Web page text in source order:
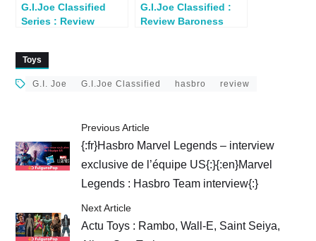
G.I.Joe Classified
Series : Review
G.I.Joe Classified :
Review Baroness
Toys
G.I. Joe G.I.Joe Classified hasbro review
Previous Article
{:fr}Hasbro Marvel Legends – interview
exclusive de l’équipe US{:}{:en}Marvel
Legends : Hasbro Team interview{:}
Next Article
Actu Toys : Rambo, Wall-E, Saint Seiya,